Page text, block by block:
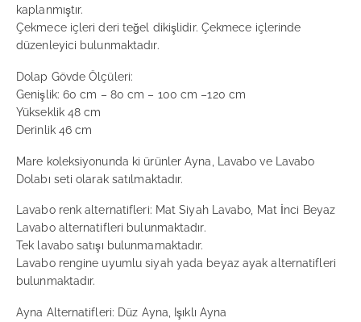
kaplanmıştır.
Çekmece içleri deri teğel dikişlidir. Çekmece içlerinde
düzenleyici bulunmaktadır.
Dolap Gövde Ölçüleri:
Genişlik: 60 cm – 80 cm – 100 cm –120 cm
Yükseklik 48 cm
Derinlik 46 cm
Mare koleksiyonunda ki ürünler Ayna, Lavabo ve Lavabo
Dolabı seti olarak satılmaktadır.
Lavabo renk alternatifleri: Mat Siyah Lavabo, Mat İnci Beyaz
Lavabo alternatifleri bulunmaktadır.
Tek lavabo satışı bulunmamaktadır.
Lavabo rengine uyumlu siyah yada beyaz ayak alternatifleri
bulunmaktadır.
Ayna Alternatifleri: Düz Ayna, Işıklı Ayna